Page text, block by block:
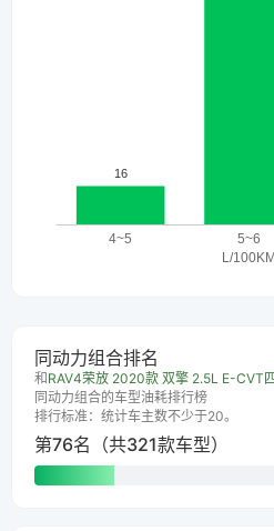
同动力组合排名
和 RAV4荣放 2020款 双擎 2.5L E-CVT
同动力组合的车型油耗排行榜
排行标准：统计车主数不少于20。
第76名（共321款车型）